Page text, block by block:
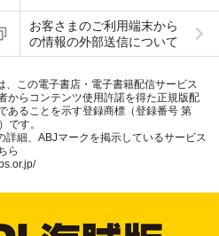
お客さまのご利用端末から
の情報の外部送信について
、この電子書店・電子書籍配信サービス
からコンテンツ使用許諾を得た正規版配
あることを示す登録商標（登録番号 第
です。
詳細、ABJマークを掲示しているサービス
ら